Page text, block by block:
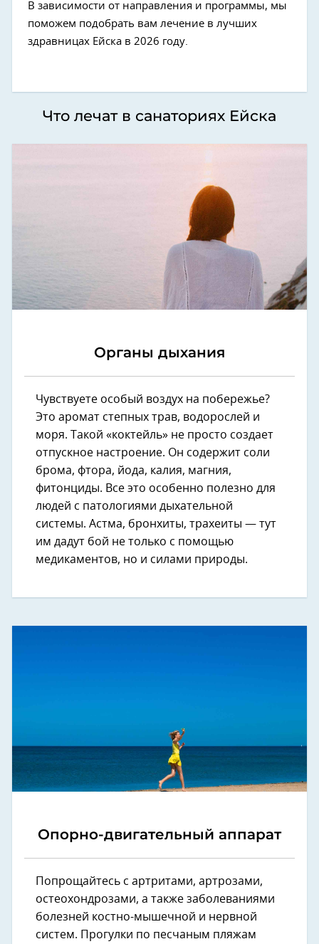
В зависимости от направления и программы, мы
поможем подобрать вам лечение в лучших
здравницах Ейска в 2026 году.
Что лечат в санаториях Ейска
Органы дыхания
Чувствуете особый воздух на побережье?
Это аромат степных трав, водорослей и
моря. Такой «коктейль» не просто создает
отпускное настроение. Он содержит соли
брома, фтора, йода, калия, магния,
фитонциды. Все это особенно полезно для
людей с патологиями дыхательной
системы. Астма, бронхиты, трахеиты — тут
им дадут бой не только с помощью
медикаментов, но и силами природы.
Опорно-двигательный аппарат
Попрощайтесь с артритами, артрозами,
остеохондрозами, а также заболеваниями
болезней костно-мышечной и нервной
систем. Прогулки по песчаным пляжам